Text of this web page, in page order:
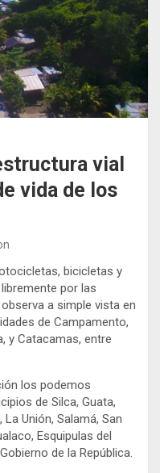
vial
vida de los
bicicletas y
por las
a simple vista en
de Campamento,
y Catacamas, entre
los podemos
de Silca, Guata,
Unión, Salamá, San
Esquipulas del
de la República.